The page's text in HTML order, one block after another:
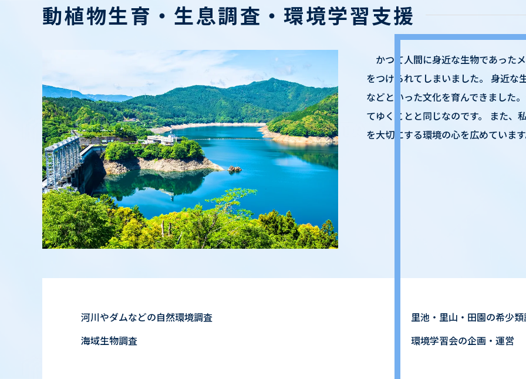
動植物生育・生息調査・環境学習支援
かつて人間に身近な生物であった
をつけられてしまいました。 身近な
などといった文化を育んできました
てゆくことと同じなのです。 また、
を大切にする環境の心を広めていま
河川やダムなどの自然環境調査
里池・里山・田園の希少
海域生物調査
環境学習会の企画・運営